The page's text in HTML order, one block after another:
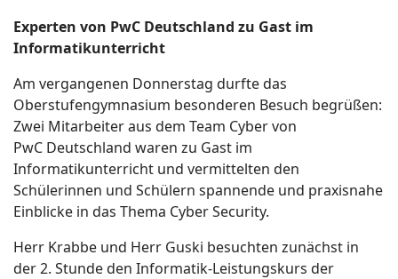
Experten von PwC Deutschland zu Gast im
Informatikunterricht
Am vergangenen Donnerstag durfte das
Oberstufengymnasium besonderen Besuch begrüßen:
Zwei Mitarbeiter aus dem Team Cyber von
PwC Deutschland waren zu Gast im
Informatikunterricht und vermittelten den
Schülerinnen und Schülern spannende und praxisnahe
Einblicke in das Thema Cyber Security.
Herr Krabbe und Herr Guski besuchten zunächst in
der 2. Stunde den Informatik-Leistungskurs der